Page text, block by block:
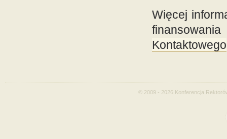
Więcej
Kontaktowego
© 2009 - 2026 Konferencja